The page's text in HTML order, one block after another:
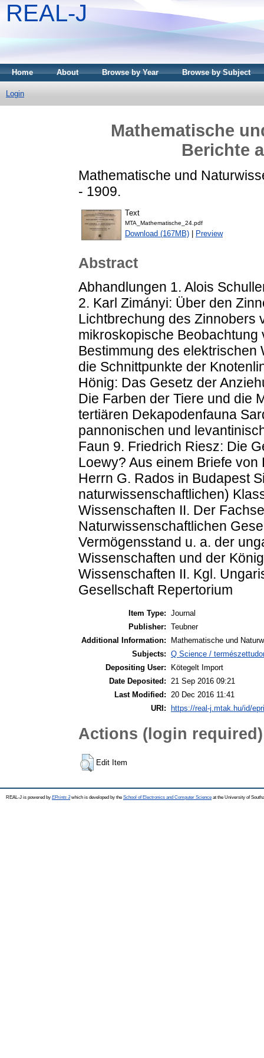
REAL-J
Home About Browse by Year Browse by Subject
Login
Mathematische
Berichte
Mathematische und
- 1909.
Text
MTA_Mathematische_24.pdf
Download (167MB) Preview
Abstract
Abhandlungen 1. Alois
2. Karl Zimányi: Über den
Lichtbrechung des Zinnobers
mikroskopische
Bestimmung des elektrischen
die Schnittpunkte der
Hönig: Das Gesetz der
Die Farben der Tiere und die
tertiären Dekapodenfauna
pannonischen und
Faun 9. Friedrich Riesz: Die
Loewy? Aus einem Briefe
Herrn G. Rados in Budapest
naturwissenschaftlichen)
Wissenschaften II. Der
Naturwissenschaftlichen
Vermögensstand u. a. der
Wissenschaften und der
Wissenschaften II. Kgl.
Gesellschaft Repertorium
Item Type: Journal
Publisher: Teubner
Additional Information:
Mathematische und
Subjects: Q Science /
Depositing User:
Kötegelt Import
Date Deposited:
21 Sep 2016 09:21
Last Modified:
20 Dec 2016 11:41
URI: https://real-j.mtak.hu/id/
Actions (login required)
Edit Item
REAL-J is powered by EPrints 3which is developed by the School of Electronics and Computer Science at the University of